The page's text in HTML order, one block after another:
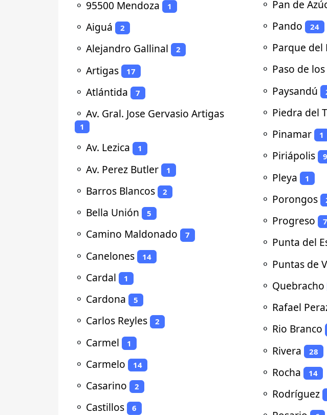
⚬ 95500 Mendoza 1
⚬ Aiguá 2
⚬ Alejandro Gallinal 2
⚬ Artigas 17
⚬ Atlántida 7
⚬ Av. Gral. Jose Gervasio Artigas
1
⚬ Av. Lezica 1
⚬ Av. Perez Butler 1
⚬ Barros Blancos 2
⚬ Bella Unión 5
⚬ Camino Maldonado 7
⚬ Canelones 14
⚬ Cardal 1
⚬ Cardona 5
⚬ Carlos Reyles 2
⚬ Carmel 1
⚬ Carmelo 14
⚬ Casarino 2
⚬ Castillos 6
⚬ Pan de
⚬ Pando 24
⚬ Parque del
⚬ Paso de
⚬ Paysandú
⚬ Piedra del
⚬ Pinamar 1
⚬ Piriápolis 9
⚬ Pleya 1
⚬ Porongos
⚬ Progreso 7
⚬ Punta del
⚬ Puntas de
⚬ Quebracho
⚬ Rafael
⚬ Rio Branco
⚬ Rivera 28
⚬ Rocha 14
⚬ Rodríguez